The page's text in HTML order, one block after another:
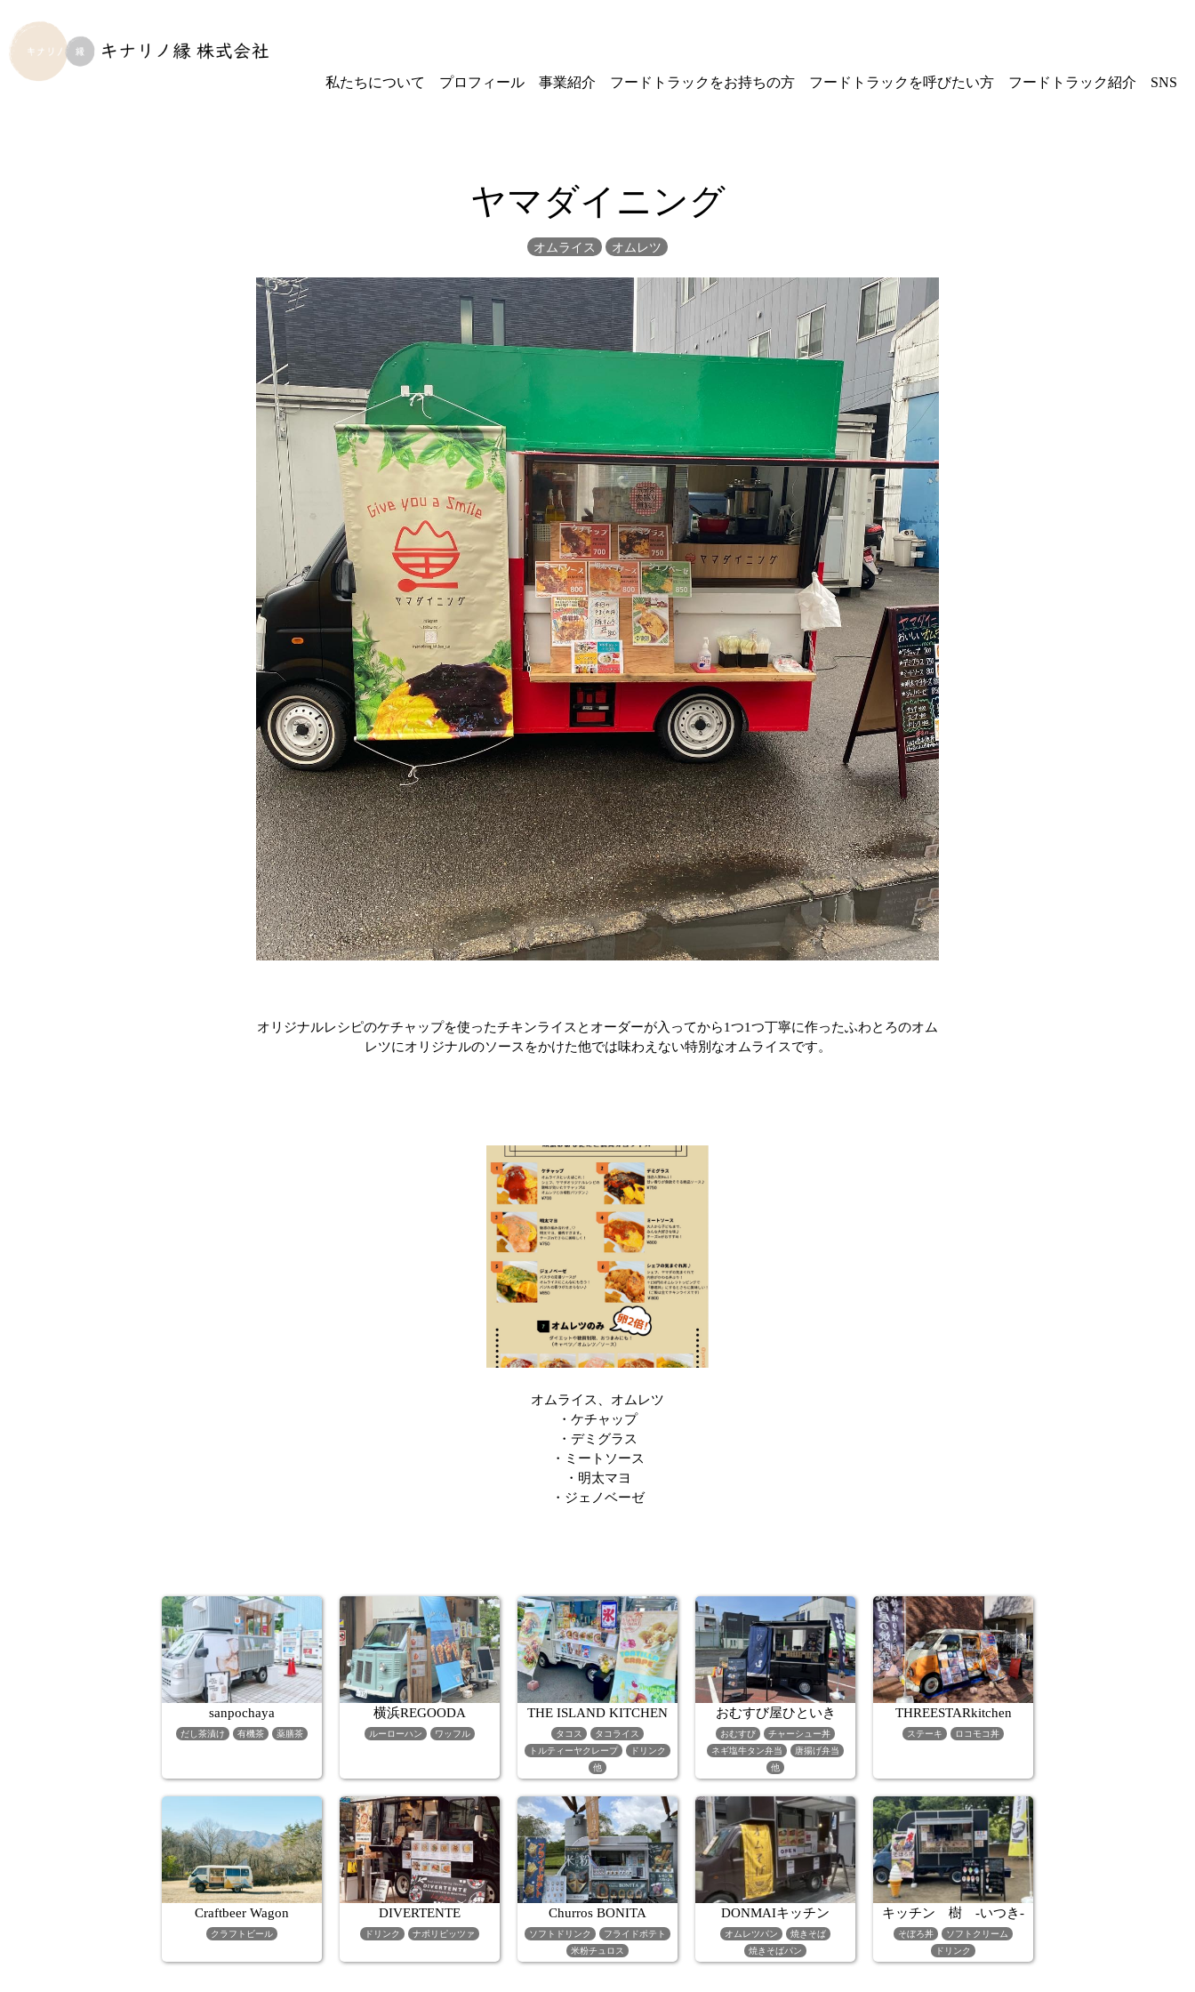
私たちについて プロフィール 事業紹介 フードトラックをお持ちの方 フードトラックを呼びたい方 フードトラック紹介 SNS
ヤマダイニング
オムライス オムレツ
オリジナルレシピのケチャップを使ったチキンライスとオーダーが入ってから1つ1つ丁寧に作ったふわとろのオム
レツにオリジナルのソースをかけた他では味わえない特別なオムライスです。
オムライス、オムレツ
・ケチャップ
・デミグラス
・ミートソース
・明太マヨ
・ジェノベーゼ
sanpochaya
だし茶漬け 有機茶 薬膳茶
横浜REGOODA
ルーローハン ワッフル
THE ISLAND KITCHEN
タコス
タコライス
トルティーヤクレープ
ドリンク
他
おむすび屋ひといき
おむすび
チャーシュー丼
ネギ塩牛タン弁当
唐揚げ弁当
他
THREESTARkitchen
ステーキ ロコモコ丼
Craftbeer Wagon
クラフトビール
DIVERTENTE
ドリンク ナポリピッツァ
Churros BONITA
ソフトドリンク
フライドポテト
米粉チュロス
DONMAIキッチン
オムレツパン
焼きそば
焼きそばパン
キッチン 樹 -いつき-
そぼろ丼
ソフトクリーム
ドリンク